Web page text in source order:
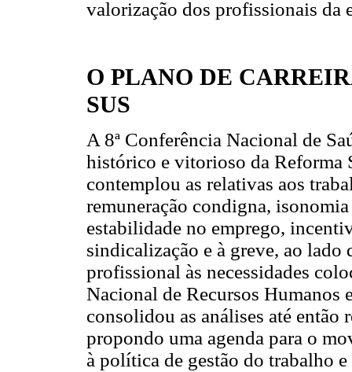
valorização dos profissionais da
O PLANO DE
SUS
A 8ª Conferência Nacional de
histórico e vitorioso da Reforma
contemplou as relativas aos
remuneração condigna,
estabilidade no emprego,
sindicalização e à greve, ao lado
profissional às necessidades
Nacional de Recursos Humanos
consolidou as análises até então
propondo uma agenda para o
à política de gestão do trabalho